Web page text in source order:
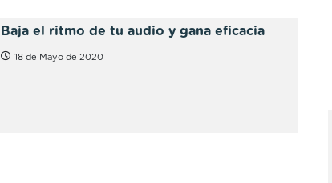
Baja el ritmo de tu audio y gana eficacia
18 de Mayo de 2020